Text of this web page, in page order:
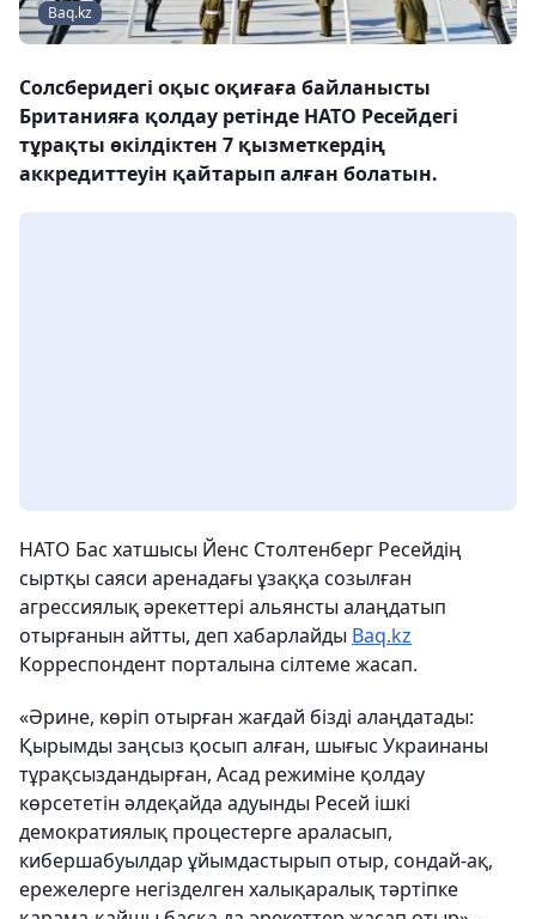
Baq.kz
Солсберидегі оқыс оқиғаға байланысты
Британияға қолдау ретінде НАТО Ресейдегі
тұрақты өкілдіктен 7 қызметкердің
аккредиттеуін қайтарып алған болатын.
НАТО Бас хатшысы Йенс Столтенберг Ресейдің
сыртқы саяси аренадағы ұзаққа созылған
агрессиялық әрекеттері альянсты алаңдатып
отырғанын айтты, деп хабарлайды Baq.kz
Корреспондент порталына сілтеме жасап.
«Әрине, көріп отырған жағдай бізді алаңдатады:
Қырымды заңсыз қосып алған, шығыс Украинаны
тұрақсыздандырған, Асад режиміне қолдау
көрсететін әлдеқайда адуынды Ресей ішкі
демократиялық процестерге араласып,
кибершабуылдар ұйымдастырып отыр, сондай-ақ,
ережелерге негізделген халықаралық тәртіпке